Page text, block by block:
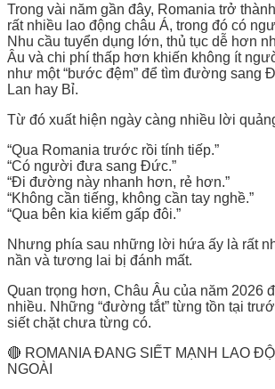
Trong vài năm gần đây, Romania trở
rất nhiều lao động châu Á, trong đó có
Nhu cầu tuyển dụng lớn, thủ tục dễ hơn
Âu và chi phí thấp hơn khiến không ít
như một “bước đệm” để tìm đường sang
Lan hay Bỉ.
Từ đó xuất hiện ngày càng nhiều lời
“Qua Romania trước rồi tính tiếp.”
“Có người đưa sang Đức.”
“Đi đường này nhanh hơn, rẻ hơn.”
“Không cần tiếng, không cần tay nghề.”
“Qua bên kia kiếm gấp đôi.”
Nhưng phía sau những lời hứa ấy là rất
nần và tương lai bị đánh mất.
Quan trọng hơn, Châu Âu của năm 2026
nhiều. Những “đường tắt” từng tồn tại
siết chặt chưa từng có.
🔴 ROMANIA ĐANG SIẾT MẠNH LAO
NGOÀI